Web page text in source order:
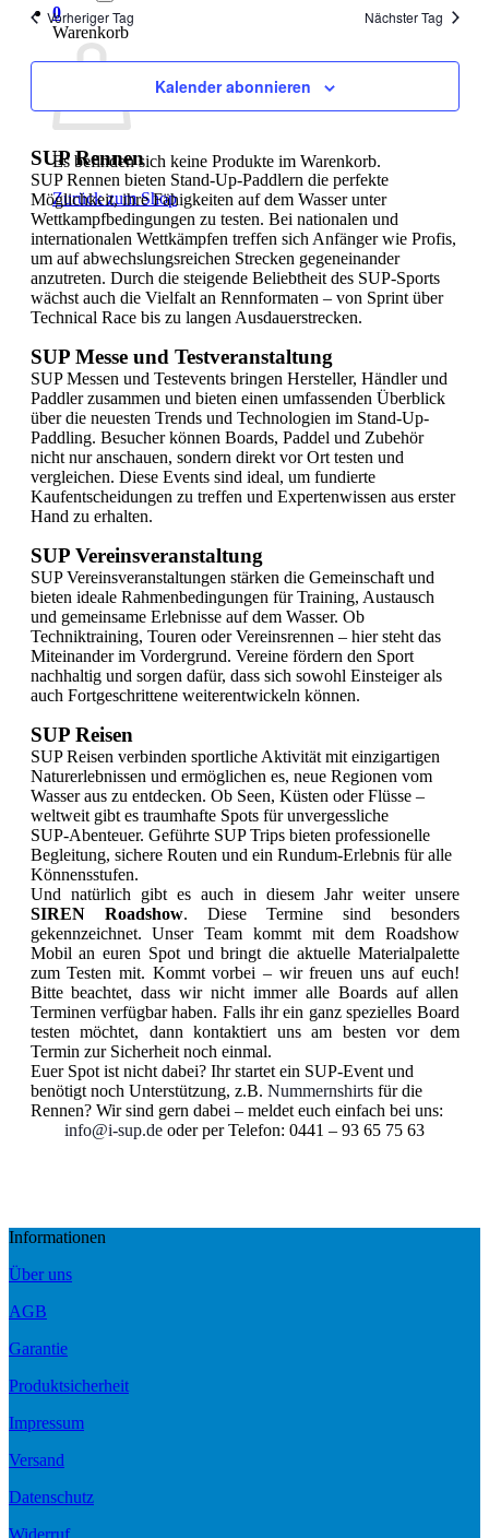
0
Warenkorb
Es befinden sich keine Produkte im Warenkorb.
Zurück zum Shop
Vorheriger Tag Nächster Tag
Kalender abonnieren
SUP Rennen
SUP Rennen bieten Stand-Up-Paddlern die perfekte
Möglichkeit, ihre Fähigkeiten auf dem Wasser unter
Wettkampfbedingungen zu testen. Bei nationalen und
internationalen Wettkämpfen treffen sich Anfänger wie Profis,
um auf abwechslungsreichen Strecken gegeneinander
anzutreten. Durch die steigende Beliebtheit des SUP‑Sports
wächst auch die Vielfalt an Rennformaten – von Sprint über
Technical Race bis zu langen Ausdauerstrecken.
SUP Messe und Testveranstaltung
SUP Messen und Testevents bringen Hersteller, Händler und
Paddler zusammen und bieten einen umfassenden Überblick
über die neuesten Trends und Technologien im Stand-Up-
Paddling. Besucher können Boards, Paddel und Zubehör
nicht nur anschauen, sondern direkt vor Ort testen und
vergleichen. Diese Events sind ideal, um fundierte
Kaufentscheidungen zu treffen und Expertenwissen aus erster
Hand zu erhalten.
SUP Vereinsveranstaltung
SUP Vereinsveranstaltungen stärken die Gemeinschaft und
bieten ideale Rahmenbedingungen für Training, Austausch
und gemeinsame Erlebnisse auf dem Wasser. Ob
Techniktraining, Touren oder Vereinsrennen – hier steht das
Miteinander im Vordergrund. Vereine fördern den Sport
nachhaltig und sorgen dafür, dass sich sowohl Einsteiger als
auch Fortgeschrittene weiterentwickeln können.
SUP Reisen
SUP Reisen verbinden sportliche Aktivität mit einzigartigen
Naturerlebnissen und ermöglichen es, neue Regionen vom
Wasser aus zu entdecken. Ob Seen, Küsten oder Flüsse –
weltweit gibt es traumhafte Spots für unvergessliche
SUP‑Abenteuer. Geführte SUP Trips bieten professionelle
Begleitung, sichere Routen und ein Rundum‑Erlebnis für alle
Könnensstufen.
Und natürlich gibt es auch in diesem Jahr weiter unsere
SIREN Roadshow. Diese Termine sind besonders
gekennzeichnet. Unser Team kommt mit dem Roadshow
Mobil an euren Spot und bringt die aktuelle Materialpalette
zum Testen mit. Kommt vorbei – wir freuen uns auf euch!
Bitte beachtet, dass wir nicht immer alle Boards auf allen
Terminen verfügbar haben. Falls ihr ein ganz spezielles Board
testen möchtet, dann kontaktiert uns am besten vor dem
Termin zur Sicherheit noch einmal.
Euer Spot ist nicht dabei? Ihr startet ein SUP-Event und
benötigt noch Unterstützung, z.B. Nummernshirtsfür die
Rennen? Wir sind gern dabei – meldet euch einfach bei uns:
info@i-sup.de oder per Telefon: 0441 – 93 65 75 63
Informationen
Über uns
AGB
Garantie
Produktsicherheit
Impressum
Versand
Datenschutz
Widerruf